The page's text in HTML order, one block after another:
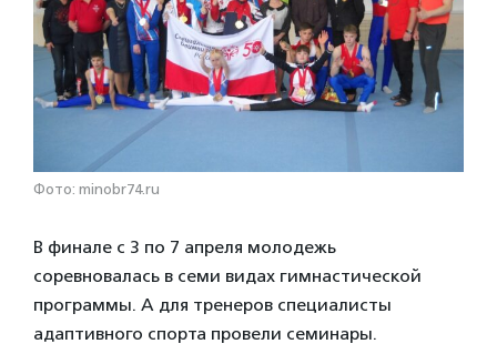
Фото: minobr74.ru
В финале с 3 по 7 апреля молодежь
соревновалась в семи видах гимнастической
программы. А для тренеров специалисты
адаптивного спорта провели семинары.